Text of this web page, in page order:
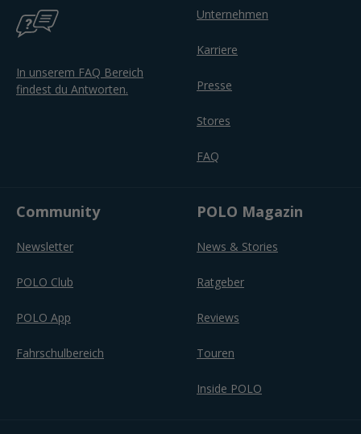
In unserem FAQ Bereich
findest du Antworten.
Unternehmen
Karriere
Presse
Stores
FAQ
Community
Newsletter
POLO Club
POLO App
Fahrschulbereich
POLO Magazin
News & Stories
Ratgeber
Reviews
Touren
Inside POLO